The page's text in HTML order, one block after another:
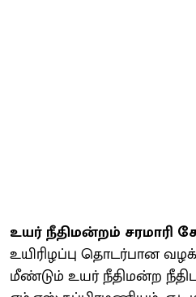
உயர் நீதிமன்றம் சரமாரி
உயிரிழப்பு தொடர்பான
மீண்டும் உயர் நீதிமன்ற